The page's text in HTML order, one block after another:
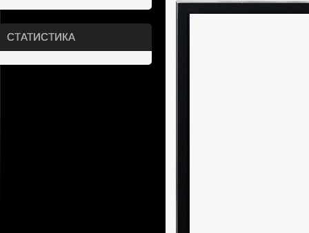
СТАТИСТИКА